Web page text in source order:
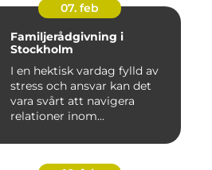
07. feb
Familjerådgivning i
Stockholm
I en hektisk vardag fylld av
stress och ansvar kan det
vara svårt att navigera
relationer inom...